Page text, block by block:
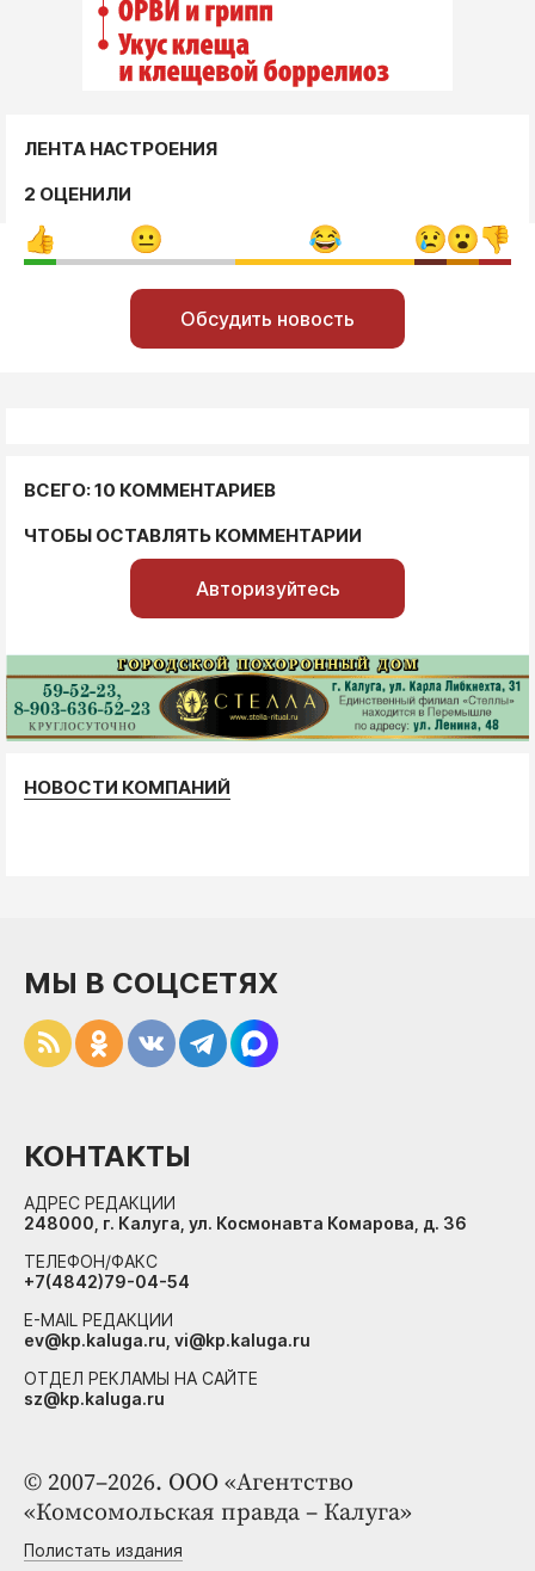
ЛЕНТА НАСТРОЕНИЯ
2 ОЦЕНИЛИ
Обсудить новость
ВСЕГО: 10 КОММЕНТАРИЕВ
ЧТОБЫ ОСТАВЛЯТЬ КОММЕНТАРИИ
Авторизуйтесь
НОВОСТИ КОМПАНИЙ
© 2007–2026. ООО «Агентство
«Комсомольская правда – Калуга»
Полистать издания
МЫ В СОЦСЕТЯХ
КОНТАКТЫ
АДРЕС РЕДАКЦИИ
248000, г. Калуга, ул. Космонавта Комарова, д. 36
ТЕЛЕФОН/ФАКС
+7(4842)79-04-54
E-MAIL РЕДАКЦИИ
ev@kp.kaluga.ru, vi@kp.kaluga.ru
ОТДЕЛ РЕКЛАМЫ НА САЙТЕ
sz@kp.kaluga.ru